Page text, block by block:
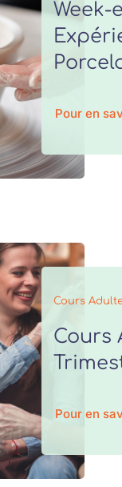
Week-
Pour en
Cours
Cours
Pour en